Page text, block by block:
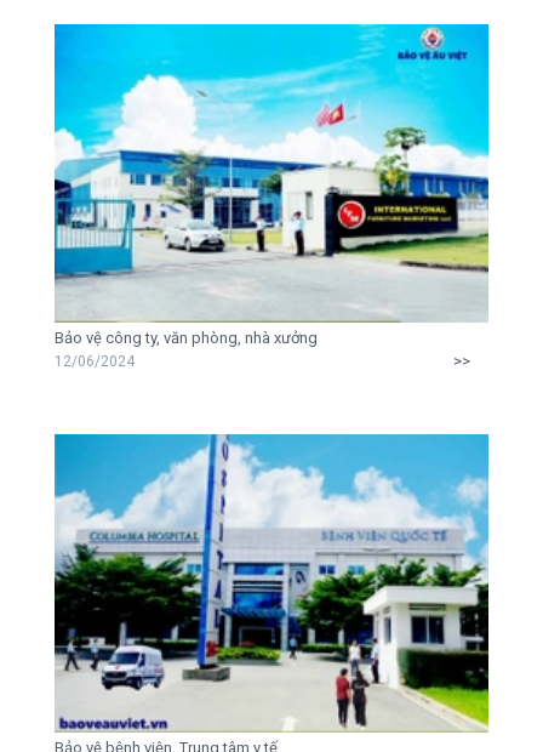
Bảo vệ công ty, văn phòng, nhà xưởng
12/06/2024 >>
Bảo vệ bệnh viện, Trung tâm y tế